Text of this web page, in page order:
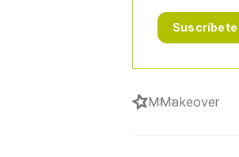
Suscríbete
MMakeover